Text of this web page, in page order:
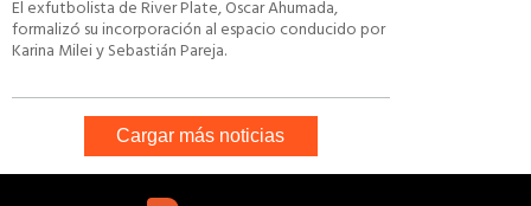
El exfutbolista de River Plate, Oscar Ahumada,
formalizó su incorporación al espacio conducido por
Karina Milei y Sebastián Pareja.
Cargar más noticias